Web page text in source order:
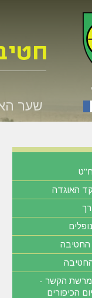
שער
האוגדה
מרשת הקשר -
הכיפורים